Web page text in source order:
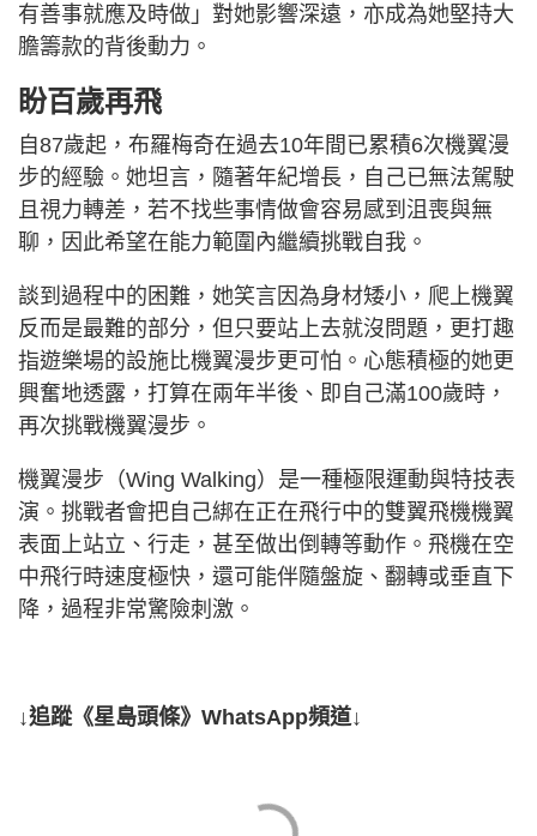
有善事就應及時做」對她影響深遠，亦成為她堅持大
膽籌款的背後動力。
盼百歲再飛
自87歲起，布羅梅奇在過去10年間已累積6次機翼漫
步的經驗。她坦言，隨著年紀增長，自己已無法駕駛
且視力轉差，若不找些事情做會容易感到沮喪與無
聊，因此希望在能力範圍內繼續挑戰自我。
談到過程中的困難，她笑言因為身材矮小，爬上機翼
反而是最難的部分，但只要站上去就沒問題，更打趣
指遊樂場的設施比機翼漫步更可怕。心態積極的她更
興奮地透露，打算在兩年半後、即自己滿100歲時，
再次挑戰機翼漫步。
機翼漫步（Wing Walking）是一種極限運動與特技表
演。挑戰者會把自己綁在正在飛行中的雙翼飛機機翼
表面上站立、行走，甚至做出倒轉等動作。飛機在空
中飛行時速度極快，還可能伴隨盤旋、翻轉或垂直下
降，過程非常驚險刺激。
↓追蹤《星島頭條》WhatsApp頻道↓